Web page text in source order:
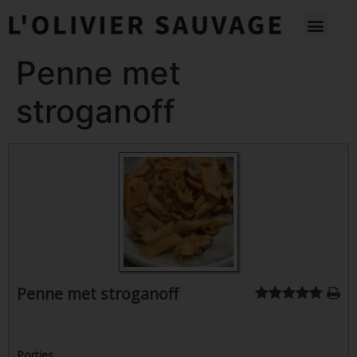
Penne met
stroganoff
Penne met stroganoff